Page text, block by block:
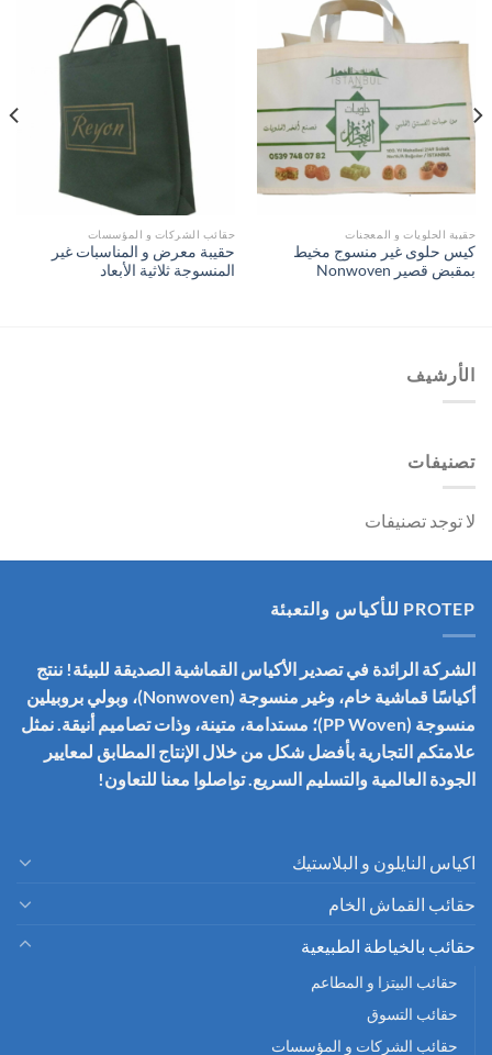
حقيبة الحلويات و المعجنات
كيس حلوى غير منسوج مخيط
بمقبض قصير Nonwoven
حقائب الشركات و المؤسسات
حقيبة معرض و المناسبات غير
المنسوجة ثلاثية الأبعاد
الأرشيف
تصنيفات
لا توجد تصنيفات
PROTEP للأكياس والتعبئة
الشركة الرائدة في تصدير الأكياس القماشية الصديقة للبيئة! ننتج
أكياسًا قماشية خام، وغير منسوجة (Nonwoven)، وبولي بروبيلين
منسوجة (PP Woven)؛ مستدامة، متينة، وذات تصاميم أنيقة. نمثل
علامتكم التجارية بأفضل شكل من خلال الإنتاج المطابق لمعايير
الجودة العالمية والتسليم السريع. تواصلوا معنا للتعاون!
اكياس النايلون و البلاستيك
حقائب القماش الخام
حقائب بالخياطة الطبيعية
حقائب البيتزا و المطاعم
حقائب التسوق
حقائب الشركات و المؤسسات